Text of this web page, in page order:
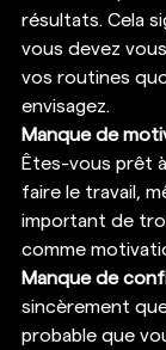
résultats. Cela
vous devez
vos routines
envisagez.
Manque de
Êtes-vous prêt
faire le travail,
important de
comme
Manque de
sincèrement
probable que